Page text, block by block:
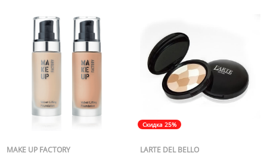
MAKE UP FACTORY
Скидка 25%
LARTE DEL BELLO